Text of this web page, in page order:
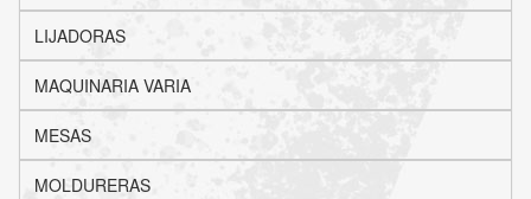
LIJADORAS
MAQUINARIA VARIA
MESAS
MOLDURERAS